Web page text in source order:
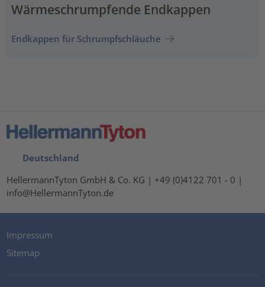
Wärmeschrumpfende Endkappen
Endkappen für Schrumpfschläuche
Deutschland
HellermannTyton GmbH & Co. KG | +49 (0)4122 701 - 0 |
info@HellermannTyton.de
Impressum
Sitemap